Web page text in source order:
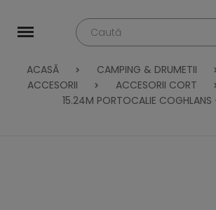
ACASĂ
CAMPING & DRUMETII
ACCESORII
ACCESORII CORT
15.24M PORTOCALIE